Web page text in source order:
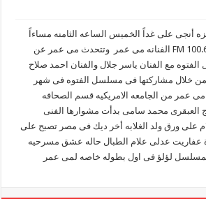
أنجى على غداً الخميس الساعه الثامنه مساءاً
على محطه وراديو نجوم FM 100.6 الفنانه مى عمر وتتحدث مى عمر عن
مع الفنان ياسر جلال والفنان احمد صلاح
من خلال مشاركتها فى مسلسل الفتوه فى شهر
عمر من الجامعه الامريكيه قسم الصحافه
العبقرى محمد سامى بدأت مشوارها الفنى
على ورق ولد الغلابه أخر ديك فى مصر تصبح على
عفاريت عدلى علام الطبال حاله عشق مسرحيه
لمسلسل لؤلؤ فى اول بطوله خاصه لمى عمر